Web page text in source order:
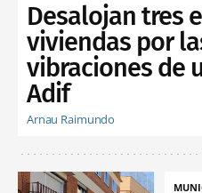
Desalojan tres
viviendas por
vibraciones de
Adif
Arnau Raimundo